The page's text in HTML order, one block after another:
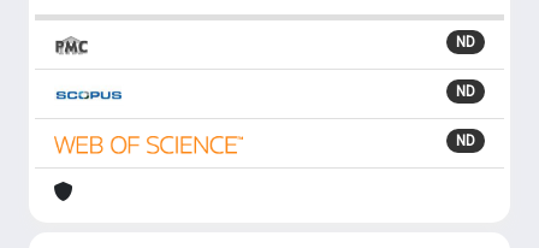
ND
ND
ND